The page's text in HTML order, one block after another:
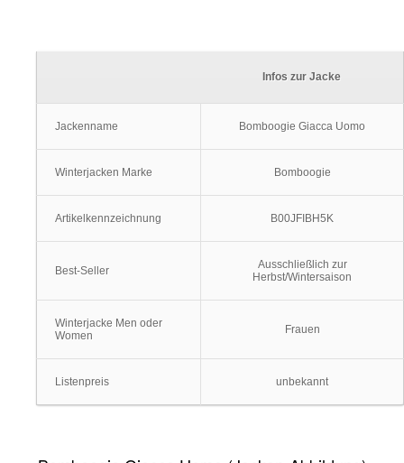
Infos zur Jacke
Jackenname Bomboogie Giacca Uomo
Winterjacken Marke Bomboogie
Artikelkennzeichnung B00JFIBH5K
Best-Seller
Ausschließlich zur
Herbst/Wintersaison
Winterjacke Men oder
Women
Frauen
Listenpreis unbekannt